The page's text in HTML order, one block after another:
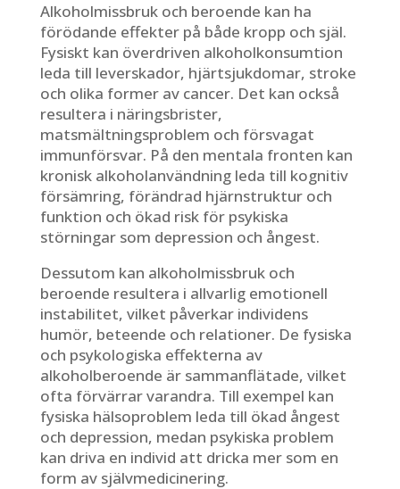
Alkoholmissbruk och beroende kan ha
förödande effekter på både kropp och själ.
Fysiskt kan överdriven alkoholkonsumtion
leda till leverskador, hjärtsjukdomar, stroke
och olika former av cancer. Det kan också
resultera i näringsbrister,
matsmältningsproblem och försvagat
immunförsvar. På den mentala fronten kan
kronisk alkoholanvändning leda till kognitiv
försämring, förändrad hjärnstruktur och
funktion och ökad risk för psykiska
störningar som depression och ångest.
Dessutom kan alkoholmissbruk och
beroende resultera i allvarlig emotionell
instabilitet, vilket påverkar individens
humör, beteende och relationer. De fysiska
och psykologiska effekterna av
alkoholberoende är sammanflätade, vilket
ofta förvärrar varandra. Till exempel kan
fysiska hälsoproblem leda till ökad ångest
och depression, medan psykiska problem
kan driva en individ att dricka mer som en
form av självmedicinering.